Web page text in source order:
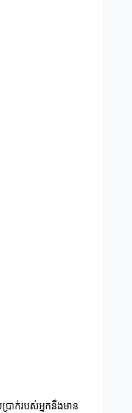
ប្រាក់របស់អ្នកនឹងមាន